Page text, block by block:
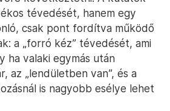
tévedését, hanem egy
csak pont fordítva működő
a „forró kéz” tévedését, ami
ha valaki egymás után
az „lendületben van”, és a
is nagyobb esélye lehet